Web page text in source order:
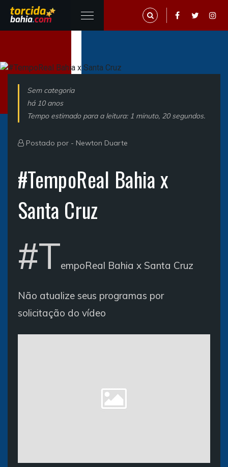
Sem categoria
há 10 anos
Tempo estimado para a leitura: 1 minuto, 20 segundos.
Postado por - Newton Duarte
#TempoReal Bahia x
Santa Cruz
#TempoReal Bahia x Santa Cruz
Não atualize seus programas por
solicitação do vídeo